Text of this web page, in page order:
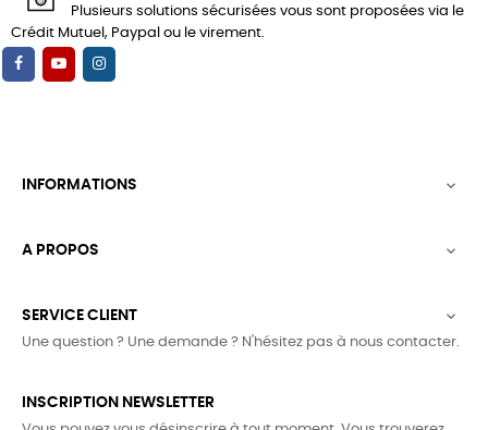
Plusieurs solutions sécurisées vous sont proposées via le
Crédit Mutuel, Paypal ou le virement.
INFORMATIONS 
A PROPOS 
SERVICE CLIENT 
Une question ? Une demande ? N'hésitez pas à nous contacter.
INSCRIPTION NEWSLETTER